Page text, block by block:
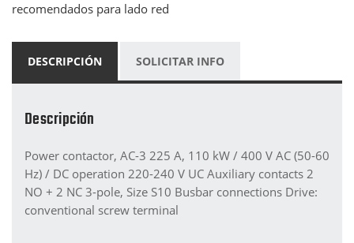
recomendados para lado red
DESCRIPCIÓN SOLICITAR INFO
Descripción
Power contactor, AC-3 225 A, 110 kW / 400 V AC (50-60
Hz) / DC operation 220-240 V UC Auxiliary contacts 2
NO + 2 NC 3-pole, Size S10 Busbar connections Drive:
conventional screw terminal